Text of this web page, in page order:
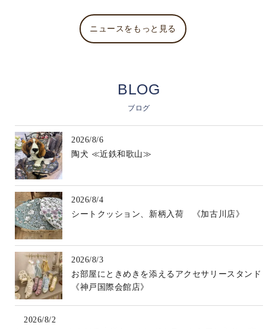
ニュースをもっと見る
BLOG
ブログ
2026/8/6
陶犬 ≪近鉄和歌山≫
2026/8/4
シートクッション、新柄入荷 《加古川店》
2026/8/3
お部屋にときめきを添えるアクセサリースタンド
《神戸国際会館店》
2026/8/2